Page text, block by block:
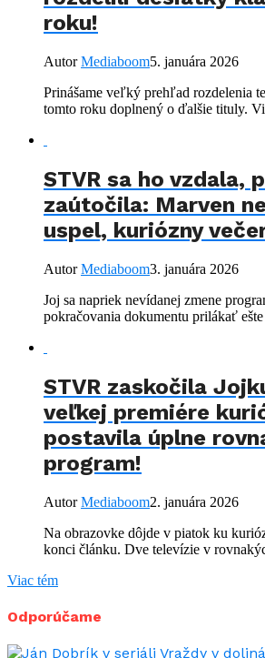
roku!
AutorMediaboom5. januára 2026
Prinášame veľký prehľad rozdelenia
tomto roku doplnený o ďalšie tituly.
STVR sa ho vzdala,
zaútočila: Marven
uspel, kuriózny
AutorMediaboom3. januára 2026
Joj sa napriek nevídanej zmene
pokračovania dokumentu prilákať
STVR zaskočila
veľkej premiére
postavila úplne
program!
AutorMediaboom2. januára 2026
Na obrazovke dôjde v piatok ku
konci článku. Dve televízie v
Viac tém
Odporúčame